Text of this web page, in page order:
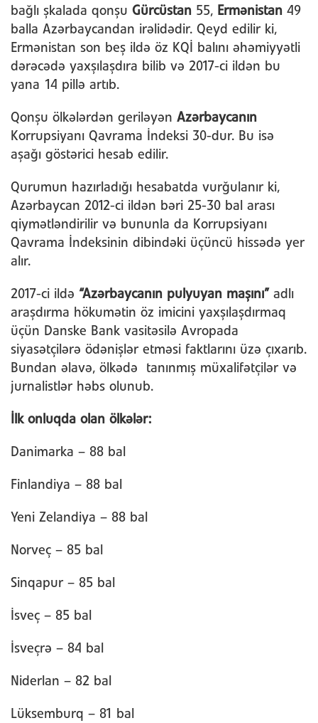
bağlı şkalada qonşu Gürcüstan 55, Ermənistan 49
balla Azərbaycandan irəlidədir. Qeyd edilir ki,
Ermənistan son beş ildə öz KQİ balını əhəmiyyətli
dərəcədə yaxşılaşdıra bilib və 2017-ci ildən bu
yana 14 pillə artıb.
Qonşu ölkələrdən geriləyən Azərbaycanın
Korrupsiyanı Qavrama İndeksi 30-dur. Bu isə
aşağı göstərici hesab edilir.
Qurumun hazırladığı hesabatda vurğulanır ki,
Azərbaycan 2012-ci ildən bəri 25-30 bal arası
qiymətləndirilir və bununla da Korrupsiyanı
Qavrama İndeksinin dibindəki üçüncü hissədə yer
alır.
2017-ci ildə “Azərbaycanın pulyuyan maşını” adlı
araşdırma hökumətin öz imicini yaxşılaşdırmaq
üçün Danske Bank vasitəsilə Avropada
siyasətçilərə ödənişlər etməsi faktlarını üzə çıxarıb.
Bundan əlavə, ölkədə tanınmış müxalifətçilər və
jurnalistlər həbs olunub.
İlk onluqda olan ölkələr:
Danimarka – 88 bal
Finlandiya – 88 bal
Yeni Zelandiya – 88 bal
Norveç – 85 bal
Sinqapur – 85 bal
İsveç – 85 bal
İsveçrə – 84 bal
Niderlan – 82 bal
Lüksemburq – 81 bal